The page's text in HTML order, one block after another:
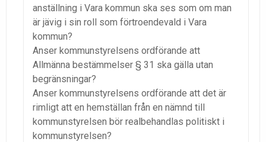
anställning i Vara kommun ska ses som om man
är jävig i sin roll som förtroendevald i Vara
kommun?
Anser kommunstyrelsens ordförande att
Allmänna bestämmelser § 31 ska gälla utan
begränsningar?
Anser kommunstyrelsens ordförande att det är
rimligt att en hemställan från en nämnd till
kommunstyrelsen bör realbehandlas politiskt i
kommunstyrelsen?